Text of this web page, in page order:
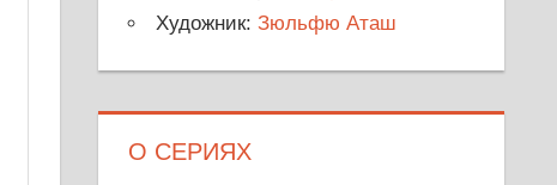
Художник:Зюльфю Аташ
О СЕРИЯХ